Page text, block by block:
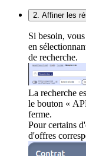
2. Affiner les
Si besoin,
en
de recherche.
La recherche
le bouton «
ferme.
Pour certains
d'offres